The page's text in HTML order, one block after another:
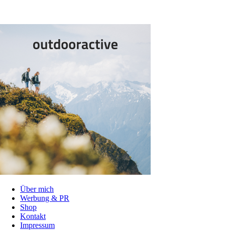
Über mich
Werbung & PR
Shop
Kontakt
Impressum